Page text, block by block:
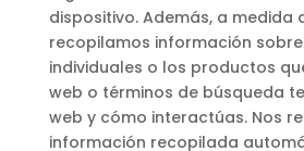
dispositivo. Además, a medida
recopilamos información
individuales o los productos
web o términos de búsqueda
web y cómo interactúas. Nos
información recopilada